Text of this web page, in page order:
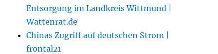
Entsorgung im Landkreis Wittmund |
Wattenrat.de
Chinas Zugriff auf deutschen Strom |
frontal21